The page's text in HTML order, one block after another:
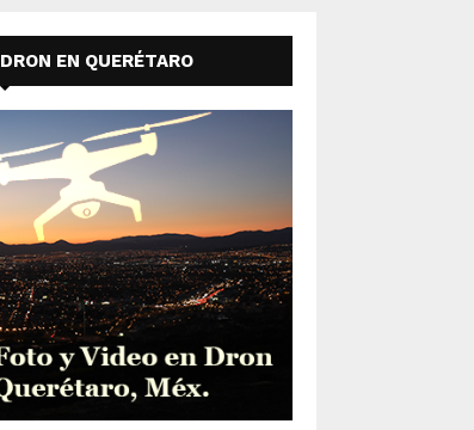
DRON EN QUERÉTARO